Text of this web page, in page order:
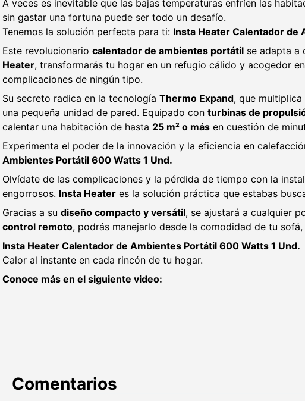
A veces es inevitable que las bajas temperaturas enfríen las
sin gastar una fortuna puede ser todo un desafío.
Tenemos la solución perfecta para ti: Insta Heater Calentador de
Este revolucionario calentador de ambientes portátil se adapta a
Heater, transformarás tu hogar en un refugio cálido y acogedor
complicaciones de ningún tipo.
Su secreto radica en la tecnología Thermo Expand, que
una pequeña unidad de pared. Equipado con turbinas de
calentar una habitación de hasta 25 m² o más en cuestión de
Experimenta el poder de la innovación y la eficiencia en
Ambientes Portátil 600 Watts 1 Und.
Olvídate de las complicaciones y la pérdida de tiempo con la
engorrosos. Insta Heater es la solución práctica que estabas
Gracias a su diseño compacto y versátil, se ajustará a cualquier
control remoto, podrás manejarlo desde la comodidad de tu
Insta Heater Calentador de Ambientes Portátil 600 Watts 1 Und.
Calor al instante en cada rincón de tu hogar.
Conoce más en el siguiente video:
Comentarios